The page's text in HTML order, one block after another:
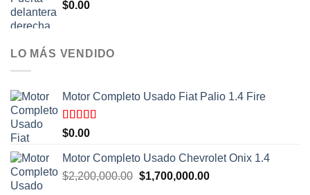
$0.00
LO MÁS VENDIDO
Motor Completo Usado Fiat Palio 1.4 Fire
Valorado
con
de 5
$0.00
Motor Completo Usado Chevrolet Onix 1.4
$2,200,000.00 El
$1,700,000.00El